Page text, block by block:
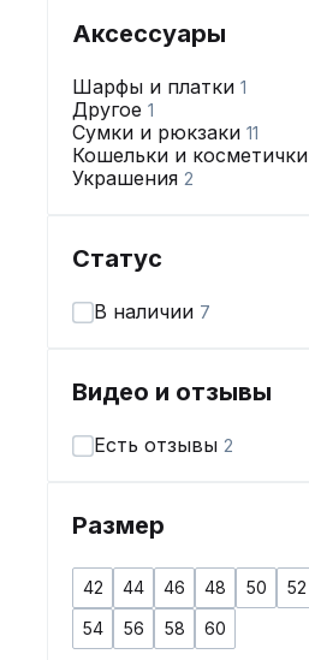
Аксессуары
Шарфы и платки 1
Другое 1
Сумки и рюкзаки 11
Кошельки и косметички
Украшения 2
Статус
В наличии 7
Видео и отзывы
Есть отзывы 2
Размер
42 44 46 48 50
52
54
56 58 60